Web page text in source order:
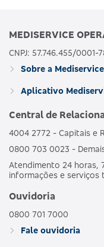
MEDISERVICE
CNPJ: 57.746.455/0001-
Sobre a Mediservice
Aplicativo
Central de
4004 2772 - Capitais e
0800 703 0023 -
Atendimento 24 horas,
informações e serviços
Ouvidoria
0800 701 7000
Fale ouvidoria